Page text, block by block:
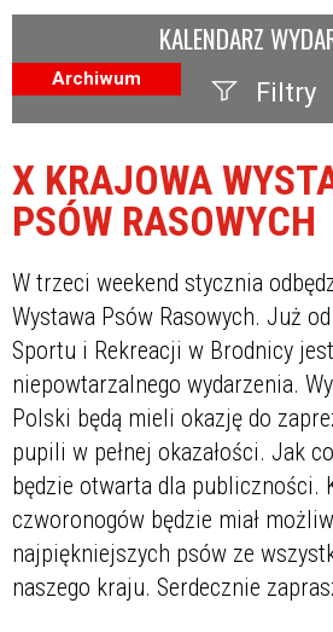
KALENDARZ
Filtry
Kategoria
Trwające w zakresie
Miejsce
Organizator
Promowane
X KRAJOWA
PSÓW RASOWYCH
W trzeci weekend stycznia
Wystawa Psów Rasowych. Już
Sportu i Rekreacji w Brodnicy
niepowtarzalnego wydarzenia.
Polski będą mieli okazję do
pupili w pełnej okazałości. Jak
będzie otwarta dla publiczności.
czworonogów będzie miał
najpiękniejszych psów ze
naszego kraju. Serdecznie
Archiwum